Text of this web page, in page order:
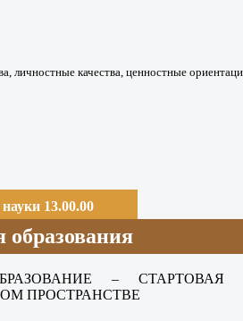
личностные качества, ценностные
13.00.00
образования
–
ПРОСТРАНСТВЕ